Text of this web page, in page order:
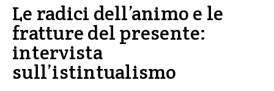
Le radici dell’animo e le
fratture del presente:
intervista
sull’istintualismo